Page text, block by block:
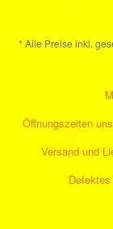
* Alle Preise inkl.
Öffnungszeiten
Versand und